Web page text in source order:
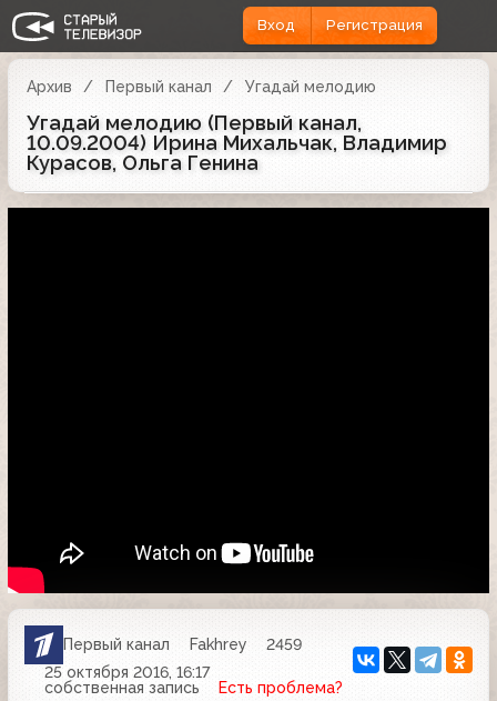
Вход Регистрация
Архив Первый канал Угадай мелодию
Угадай мелодию (Первый канал,
10.09.2004) Ирина Михальчак, Владимир
Курасов, Ольга Генина
Первый канал Fakhrey
2459
25 октября 2016, 16:17
собственная запись
Есть проблема?